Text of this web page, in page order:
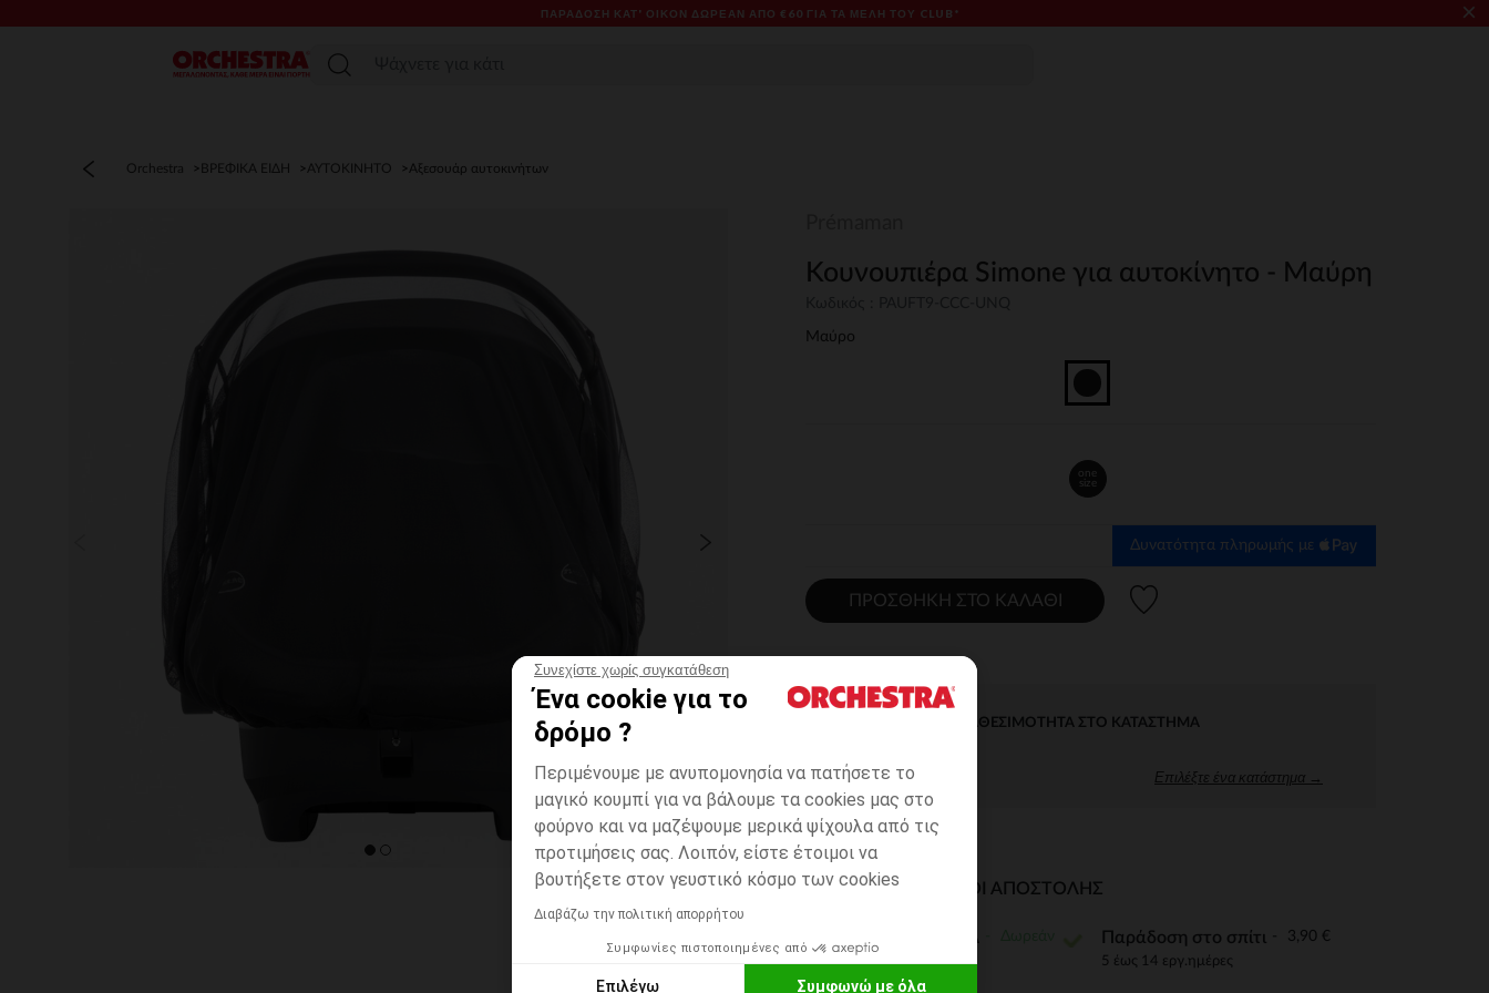
Συνεχίστε χωρίς συγκατάθεση
Ένα cookie για το
δρόμο ?
Περιμένουμε με ανυπομονησία να πατήσετε το
μαγικό κουμπί για να βάλουμε τα cookies μας στο
φούρνο και να μαζέψουμε μερικά ψίχουλα από τις
προτιμήσεις σας. Λοιπόν, είστε έτοιμοι να
βουτήξετε στον γευστικό κόσμο των cookies
Διαβάζω την πολιτική απορρήτου
Συμφωνίες πιστοποιημένες από
Επιλέγω Συμφωνώ με όλα
ΠΑΡΆΔΟΣΗ ΚΑΤ' ΟΊΚΟΝ ΔΩΡΕΑΝ ΑΠΌ €60 ΓΙΑ ΤΑ ΜΈΛΗ ΤΟΥ CLUB* ×
Μενού
Orchestra ΒΡΕΦΙΚΑ ΕΙΔΗ ΑΥΤΟΚΙΝΗΤΟ Αξεσουάρ αυτοκινήτων
Κουνουπιέρα Simone για αυτοκίνητο - Μαύρη
Μαύρο
one
size
Δυνατότητα πληρωμής με
ΠΡΟΣΘΉΚΗ ΣΤΟ ΚΑΛΆΘΙ
ΆΜΕΣΗ ΔΙΑΘΕΣΙΜΌΤΗΤΑ ΣΤΟ ΚΑΤΆΣΤΗΜΑ
Επιλέξτε ένα κατάστημα →
ΔΙΑΘΈΣΙΜΟΙ ΤΡΌΠΟΙ ΑΠΟΣΤΟΛΉΣ
ΣΕ ΚΑΤΑΣΤΗΜΑ Παράδοση στο σπίτι 3,90 €
5 έως 14 εργ.ημέρες